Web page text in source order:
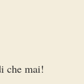
che mai!